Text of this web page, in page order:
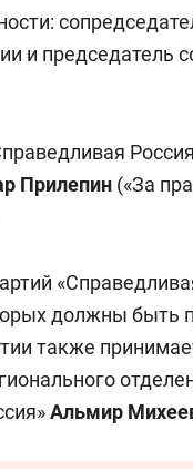
и председатель
Прилепин («За
должны быть
также
Альмир